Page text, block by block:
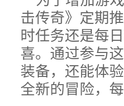
击传奇》定期
时任务还是每
喜。通过参与
装备，还能体
全新的冒险，